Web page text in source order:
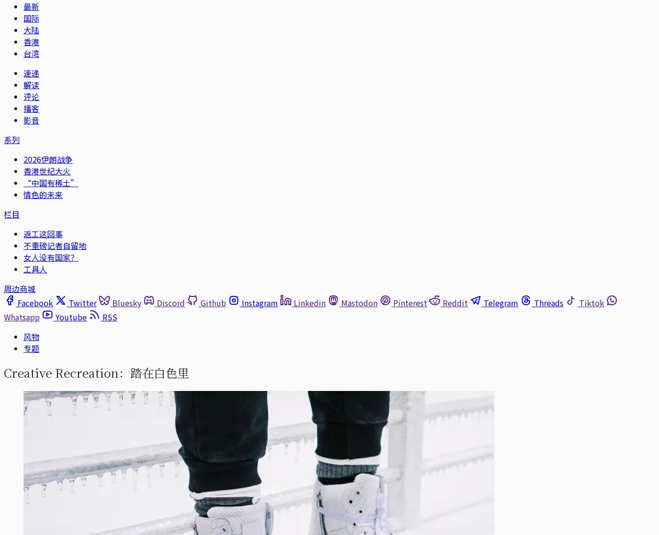
最新
国际
大陆
香港
台湾
速递
解读
评论
播客
影音
系列
2026伊朗战争
香港世纪大火
“中国有稀土”
情色的未来
栏目
返工这回事
不重磅记者自留地
女人没有国家？
工具人
周边商城
Facebook
Twitter Bluesky Discord Github Instagram Linkedin Mastodon Pinterest Reddit Telegram Threads
Tiktok
Whatsapp
Youtube
RSS
风物
专题
Creative Recreation：踏在白色里